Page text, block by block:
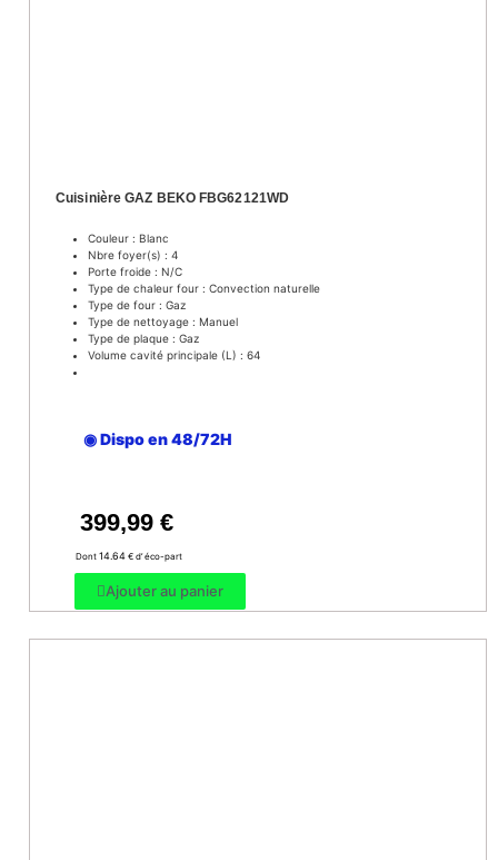
Cuisinière GAZ BEKO FBG62121WD
Couleur : Blanc
Nbre foyer(s) : 4
Porte froide : N/C
Type de chaleur four : Convection naturelle
Type de four : Gaz
Type de nettoyage : Manuel
Type de plaque : Gaz
Volume cavité principale (L) : 64
◉ Dispo en 48/72H
399,99 €
Dont 14.64 € d’ éco-part
Ajouter au panier